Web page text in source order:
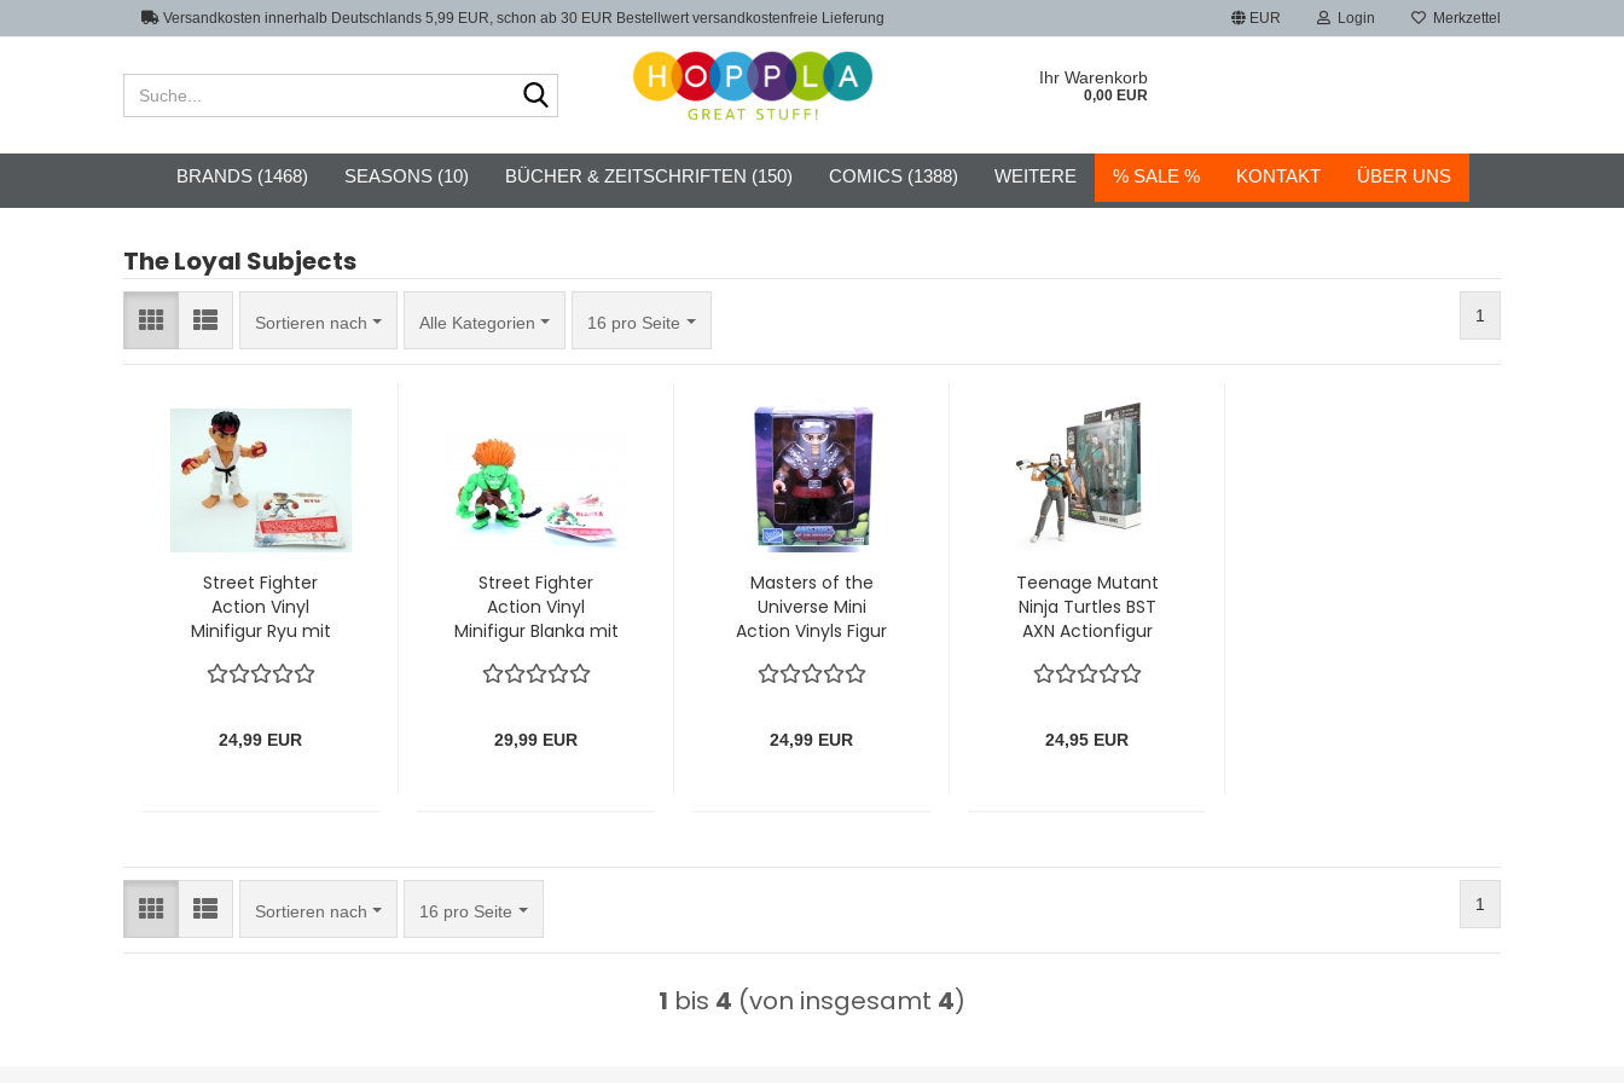
Versandkosten innerhalb Deutschlands 5,99 EUR, schon ab 30 EUR Bestellwert versandkostenfreie Lieferung EUR Login Merkzettel
Ihr Warenkorb
0,00 EUR
BRANDS (1468) SEASONS (10) BÜCHER & ZEITSCHRIFTEN (150) COMICS (1388) % SALE % KONTAKT ÜBER UNS
WEITERE
The Loyal Subjects
Sortieren nach
Sortieren nach Alle Kategorien 16 pro Seite
pro Seite 1
Street Fighter
Action Vinyl
Minifigur Ryu mit
24,99 EUR
Street Fighter
Action Vinyl
Minifigur Blanka mit
29,99 EUR
Masters of the
Universe Mini
Action Vinyls Figur
Loyal Subjects
24,99 EUR
Teenage Mutant
Ninja Turtles BST
AXN Actionfigur
24,95 EUR
Sortieren nach
Sortieren nach 16 pro Seite
pro Seite 1
1 bis 4 (von insgesamt 4)